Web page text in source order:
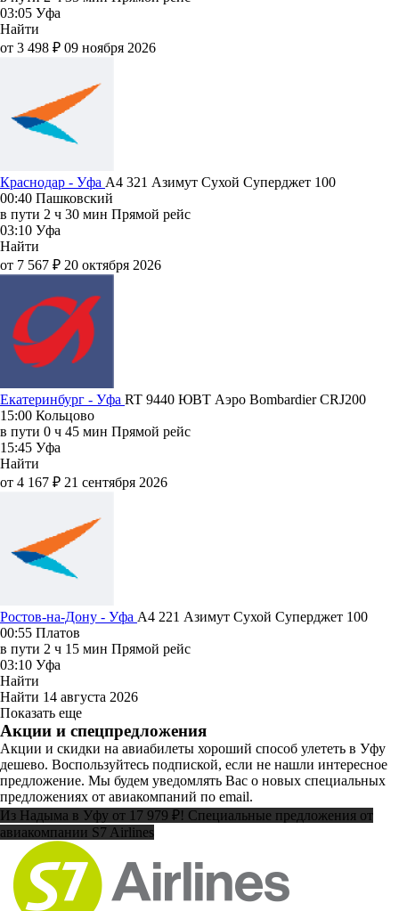
03:05 Уфа
Найти
от 3 498 ₽ 09 ноября 2026
Краснодар - Уфа A4 321 Азимут Сухой Суперджет 100
00:40 Пашковский
в пути 2 ч 30 мин Прямой рейс
03:10 Уфа
Найти
от 7 567 ₽ 20 октября 2026
Екатеринбург - Уфа RT 9440 ЮВТ Аэро Bombardier CRJ200
15:00 Кольцово
в пути 0 ч 45 мин Прямой рейс
15:45 Уфа
Найти
от 4 167 ₽ 21 сентября 2026
Ростов-на-Дону - Уфа A4 221 Азимут Сухой Суперджет 100
00:55 Платов
в пути 2 ч 15 мин Прямой рейс
03:10 Уфа
Найти
Найти 14 августа 2026
Показать еще
Акции и спецпредложения
Акции и скидки на авиабилеты хороший способ улететь в Уфу
дешево. Воспользуйтесь подпиской, если не нашли интересное
предложение. Мы будем уведомлять Вас о новых специальных
предложениях от авиакомпаний по email.
Из Надыма в Уфу от 17 979 ₽! Специальные предложения от
авиакомпании S7 Airlines